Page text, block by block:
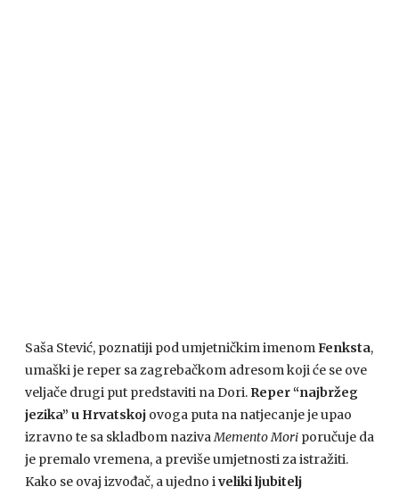
Saša Stević, poznatiji pod umjetničkim imenomFenksta,
umaški je reper sa zagrebačkom adresom koji će se ove
veljače drugi put predstaviti na Dori. Reper “najbržeg
jezika” u Hrvatskoj ovoga puta na natjecanje je upao
izravno te sa skladbom nazivaMemento Mori poručuje da
je premalo vremena, a previše umjetnosti za istražiti.
Kako se ovaj izvođač, a ujedno iveliki ljubitelj